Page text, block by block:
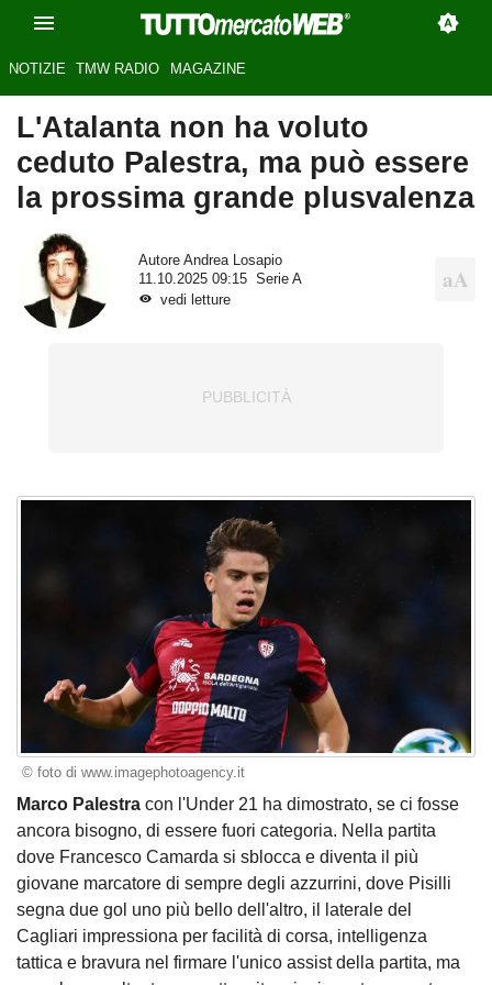
NOTIZIE TMW RADIO MAGAZINE
L'Atalanta non ha voluto
ceduto Palestra, ma può essere
la prossima grande plusvalenza
Autore Andrea Losapio
11.10.2025 09:15
Serie A
vedi letture
© foto di www.imagephotoagency.it
Marco Palestra con l'Under 21 ha dimostrato, se ci fosse
ancora bisogno, di essere fuori categoria. Nella partita
dove Francesco Camarda si sblocca e diventa il più
giovane marcatore di sempre degli azzurrini, dove Pisilli
segna due gol uno più bello dell'altro, il laterale del
Cagliari impressiona per facilità di corsa, intelligenza
tattica e bravura nel firmare l'unico assist della partita, ma